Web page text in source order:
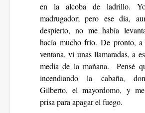
en la alcoba de ladrillo.
madrugador; pero ese día,
despierto, no me había
hacía mucho frío. De pronto, a
ventana, vi unas llamaradas, a
media de la mañana. Pensé
incendiando la cabaña,
Gilberto, el mayordomo, y
prisa para apagar el fuego.